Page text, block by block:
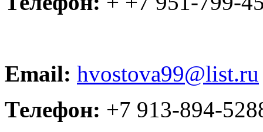
Email: hvostova99@list.ru
Телефон: +7 913-894-